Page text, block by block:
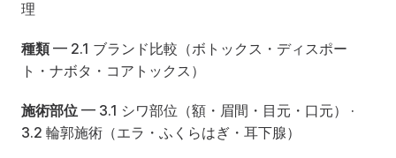
理
種類 — 2.1 ブランド比較（ボトックス・ディスポー
ト・ナボタ・コアトックス）
施術部位 — 3.1 シワ部位（額・眉間・目元・口元）
3.2 輪郭施術（エラ・ふくらはぎ・耳下腺）